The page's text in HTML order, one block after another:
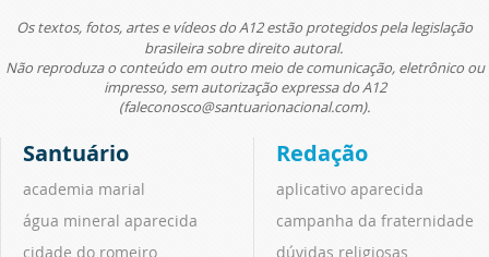
Os textos, fotos, artes e vídeos do A12 estão protegidos pela legislação
brasileira sobre direito autoral.
Não reproduza o conteúdo em outro meio de comunicação, eletrônico ou
impresso, sem autorização expressa do A12
(faleconosco@santuarionacional.com).
Santuário
academia marial
água mineral aparecida
cidade do romeiro
Redação
aplicativo aparecida
campanha da fraternidade
dúvidas religiosas